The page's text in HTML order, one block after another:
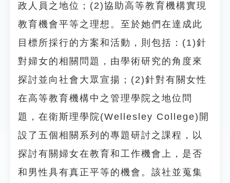
政人員之地位；(2)協助高等教育機構實現
教育機會平等之理想。至於她們在達成此
目標所採行的方案和活動，則包括：(1)針
對婦女的相關問題，由學術研究的角度來
探討並向社會大眾宣揚；(2)針對有關女性
在高等教育機構中之管理學院之地位問
題，在衛斯理學院(Wellesley College)開
設了五個相關系列的專題研討之課程，以
探討有關婦女在教育和工作機會上，是否
和男性具有真正平等的機會。該社並蒐集